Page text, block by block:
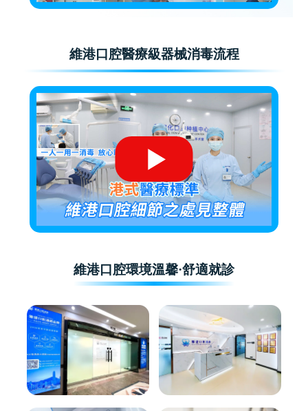
維港口腔醫療級器械消毒流程
維港口腔環境溫馨·舒適就診